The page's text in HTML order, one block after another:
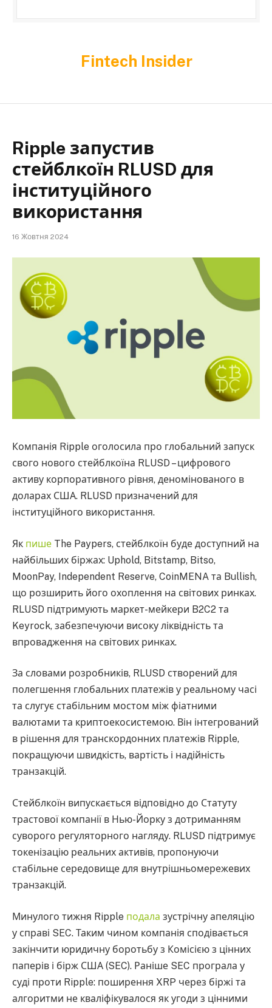
Fintech Insider
Ripple запустив
стейблкоїн RLUSD для
інституційного
використання
16 Жовтня 2024
Компанія Ripple оголосила про глобальний запуск
свого нового стейблкоїна RLUSD – цифрового
активу корпоративного рівня, деномінованого в
доларах США. RLUSD призначений для
інституційного використання.
Як пише The Paypers, стейблкоїн буде доступний на
найбільших біржах: Uphold, Bitstamp, Bitso,
MoonPay, Independent Reserve, CoinMENA та Bullish,
що розширить його охоплення на світових ринках.
RLUSD підтримують маркет-мейкери B2C2 та
Keyrock, забезпечуючи високу ліквідність та
впровадження на світових ринках.
За словами розробників, RLUSD створений для
полегшення глобальних платежів у реальному часі
та слугує стабільним мостом між фіатними
валютами та криптоекосистемою. Він інтегрований
в рішення для транскордонних платежів Ripple,
покращуючи швидкість, вартість і надійність
транзакцій.
Стейблкоїн випускається відповідно до Статуту
трастової компанії в Нью-Йорку з дотриманням
суворого регуляторного нагляду. RLUSD підтримує
токенізацію реальних активів, пропонуючи
стабільне середовище для внутрішньомережевих
транзакцій.
Минулого тижня Ripple подала зустрічну апеляцію
у справі SEC. Таким чином компанія сподівається
закінчити юридичну боротьбу з Комісією з цінних
паперів і бірж США (SEC). Раніше SEC програла у
суді проти Ripple: поширення XRP через біржі та
алгоритми не кваліфікувалося як угоди з цінними